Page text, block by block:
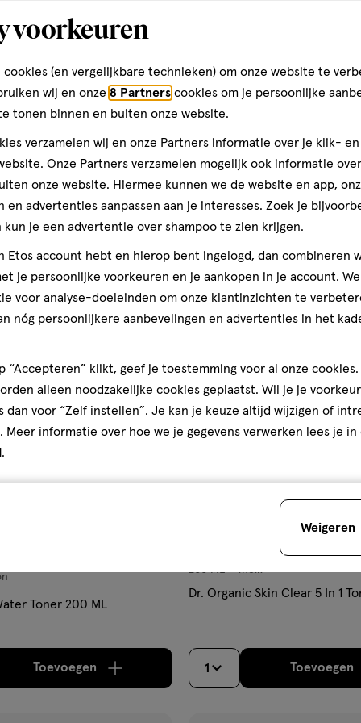
14.
Bounce Back Toner Mist
verhoog aantal met één Limiet bereikt. Je kan
140 ML
e.l.f. Thirst Burst Pore-Fecting
2e
Toner 200 ML
Toevoegenverhoog aantal met één, Bijna uitverkocht!Er
toevoegen
verlanglijst
melk
Dr. Organic Skin Clear 5 In 1
1 Toevoegen
voorkeuren
cookies (en vergelijkbare technieken) om onze website te
wij en onze 8 Partners cookies om je persoonlijke
tonen binnen en buiten onze website.
verzamelen wij en onze Partners informatie over je klik-
Onze Partners verzamelen mogelijk ook informatie
onze website. Hiermee kunnen we de website en app,
en advertenties aanpassen aan je interesses. Zoek je
kun je een advertentie over shampoo te zien krijgen.
Etos account hebt en hierop bent ingelogd, dan combineren
je persoonlijke voorkeuren en je aankopen in je account.
voor analyse-doeleinden om onze klantinzichten te
nóg persoonlijkere aanbevelingen en advertenties in het
“Accepteren” klikt, geef je toestemming voor al onze cookies.
alleen noodzakelijke cookies geplaatst. Wil je je
dan voor “Zelf instellen”. Je kan je keuze altijd wijzigen of
. Meer informatie over hoe we je gegevens verwerken lees je in
.
Weigeren